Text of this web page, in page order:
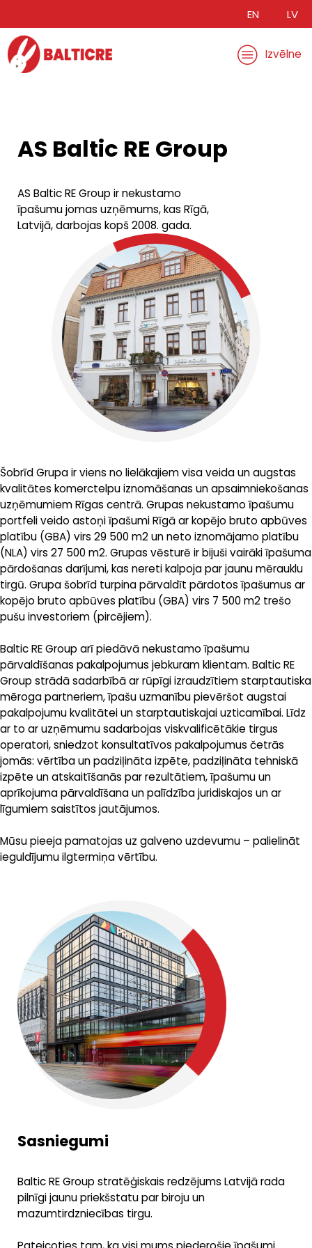
EN LV
Izvēlne
AS Baltic RE Group
AS Baltic RE Group ir nekustamo
īpašumu jomas uzņēmums, kas Rīgā,
Latvijā, darbojas kopš 2008. gada.
Šobrīd Grupa ir viens no lielākajiem visa veida un augstas
kvalitātes komerctelpu iznomāšanas un apsaimniekošanas
uzņēmumiem Rīgas centrā. Grupas nekustamo īpašumu
portfeli veido astoņi īpašumi Rīgā ar kopējo bruto apbūves
platību (GBA) virs 29 500 m2 un neto iznomājamo platību
(NLA) virs 27 500 m2. Grupas vēsturē ir bijuši vairāki īpašuma
pārdošanas darījumi, kas nereti kalpoja par jaunu mērauklu
tirgū. Grupa šobrīd turpina pārvaldīt pārdotos īpašumus ar
kopējo bruto apbūves platību (GBA) virs 7 500 m2 trešo
pušu investoriem (pircējiem).
Baltic RE Group arī piedāvā nekustamo īpašumu
pārvaldīšanas pakalpojumus jebkuram klientam. Baltic RE
Group strādā sadarbībā ar rūpīgi izraudzītiem starptautiska
mēroga partneriem, īpašu uzmanību pievēršot augstai
pakalpojumu kvalitātei un starptautiskajai uzticamībai. Līdz
ar to ar uzņēmumu sadarbojas viskvalificētākie tirgus
operatori, sniedzot konsultatīvos pakalpojumus četrās
jomās: vērtība un padziļināta izpēte, padziļināta tehniskā
izpēte un atskaitīšanās par rezultātiem, īpašumu un
aprīkojuma pārvaldīšana un palīdzība juridiskajos un ar
līgumiem saistītos jautājumos.
Mūsu pieeja pamatojas uz galveno uzdevumu – palielināt
ieguldījumu ilgtermiņa vērtību.
Sasniegumi
Baltic RE Group stratēģiskais redzējums Latvijā rada
pilnīgi jaunu priekšstatu par biroju un
mazumtirdzniecības tirgu.